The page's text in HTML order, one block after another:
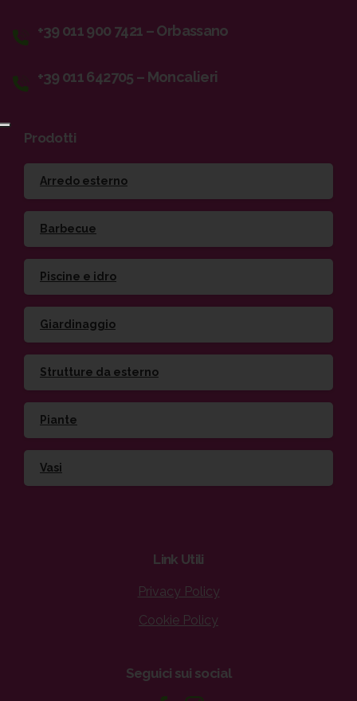
+39 011 900 7421 – Orbassano
+39 011 642705 – Moncalieri
Prodotti
Arredo esterno
Barbecue
Piscine e idro
Giardinaggio
Strutture da esterno
Piante
Vasi
Link Utili
Privacy Policy
Cookie Policy
Seguici sui social